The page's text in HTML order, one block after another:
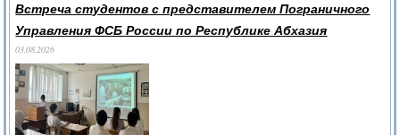
Встреча студентов с представителем Пограничного
Управления ФСБ России по Республике Абхазия
03.08.2026